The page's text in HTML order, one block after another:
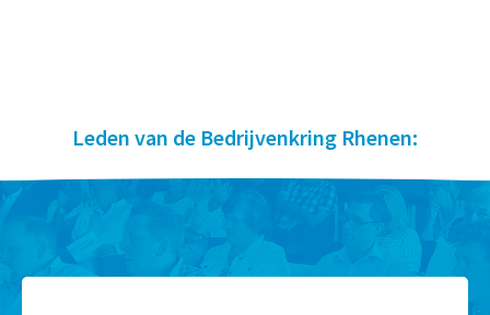
Leden van de Bedrijvenkring Rhenen: